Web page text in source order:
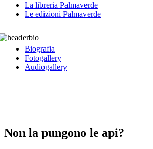
La libreria Palmaverde
Le edizioni Palmaverde
Biografia
Fotogallery
Audiogallery
Non la pungono le api?